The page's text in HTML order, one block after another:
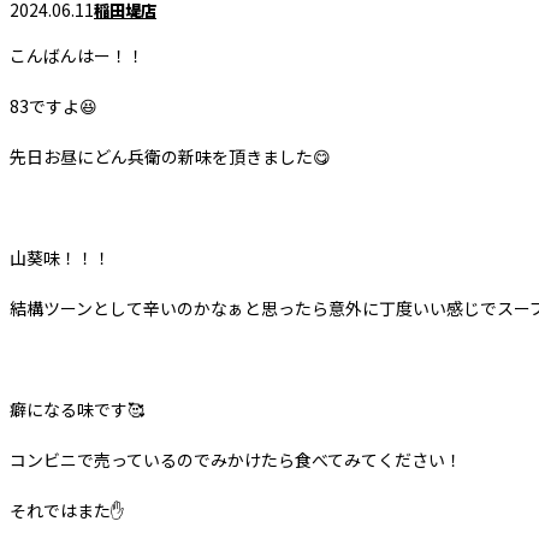
2024.06.11稲田堤店
こんばんはー！！
83ですよ😆
先日お昼にどん兵衛の新味を頂きました😋
山葵味！！！
結構ツーンとして辛いのかなぁと思ったら意外に丁度いい感じでス
癖になる味です🥰
コンビニで売っているのでみかけたら食べてみてください！
それではまた✋